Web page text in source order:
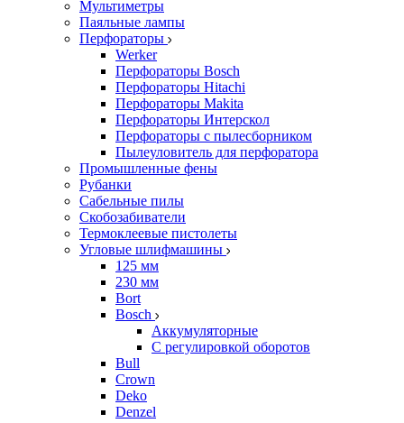
Мультиметры
Паяльные лампы
Перфораторы
Werker
Перфораторы Bosch
Перфораторы Hitachi
Перфораторы Makita
Перфораторы Интерскол
Перфораторы с пылесборником
Пылеуловитель для перфоратора
Промышленные фены
Рубанки
Сабельные пилы
Скобозабиватели
Термоклеевые пистолеты
Угловые шлифмашины
125 мм
230 мм
Bort
Bosch
Аккумуляторные
С регулировкой оборотов
Bull
Crown
Deko
Denzel